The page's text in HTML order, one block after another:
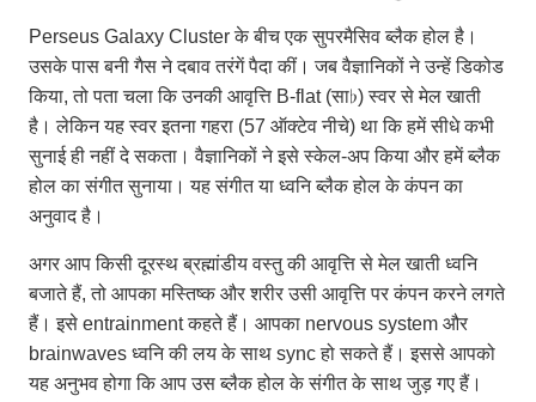
Perseus Galaxy Cluster के बीच एक सुपरमैसिव ब्लैक होल है।
उसके पास बनी गैस ने दबाव तरंगें पैदा कीं। जब वैज्ञानिकों ने उन्हें डिकोड
किया, तो पता चला कि उनकी आवृत्ति B-flat (सा♭) स्वर से मेल खाती
है। लेकिन यह स्वर इतना गहरा (57 ऑक्टेव नीचे) था कि हमें सीधे कभी
सुनाई ही नहीं दे सकता। वैज्ञानिकों ने इसे स्केल-अप किया और हमें ब्लैक
होल का संगीत सुनाया। यह संगीत या ध्वनि ब्लैक होल के कंपन का
अनुवाद है।
अगर आप किसी दूरस्थ ब्रह्मांडीय वस्तु की आवृत्ति से मेल खाती ध्वनि
बजाते हैं, तो आपका मस्तिष्क और शरीर उसी आवृत्ति पर कंपन करने लगते
हैं। इसे entrainment कहते हैं। आपका nervous system और
brainwaves ध्वनि की लय के साथ sync हो सकते हैं। इससे आपको
यह अनुभव होगा कि आप उस ब्लैक होल के संगीत के साथ जुड़ गए हैं।